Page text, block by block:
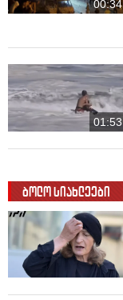
00:34
01:53
ბოლო სიახლეები